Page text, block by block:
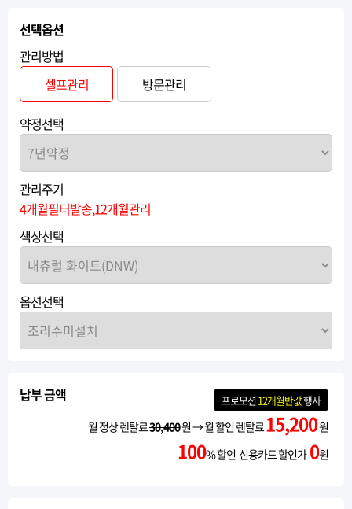
선택옵션
관리방법
셀프관리
방문관리
약정선택
관리주기
4개월필터발송,12개월관리
색상선택
옵션선택
납부 금액 프로모션12개월반값행사
월 정상 렌탈료30,400원 → 월 할인 렌탈료15,200원
100% 할인 신용카드 할인가 0원